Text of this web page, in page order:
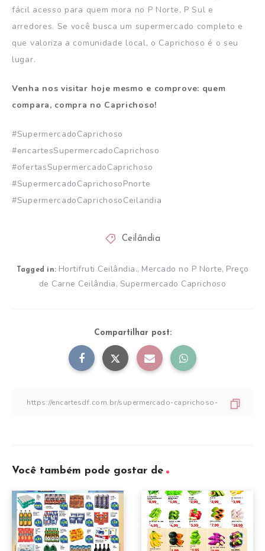
fácil acesso para quem mora no P Norte, P Sul e
arredores. Se você busca um supermercado completo e
que valoriza a comunidade local, o Caprichoso é o seu
lugar.
Venha nos visitar hoje mesmo e comprove: quem
compara, compra no Caprichoso!
#SupermercadoCaprichoso
#encartesSupermercadoCaprichoso
#ofertasSupermercadoCaprichoso
#SupermercadoCaprichosoPnorte
#SupermercadoCaprichosoCeilandia
Ceilândia
Tagged in: Hortifruti Ceilândia., Mercado no P Norte, Preço
de Carne Ceilândia, Supermercado Caprichoso
Compartilhar post:
Você também pode gostar de